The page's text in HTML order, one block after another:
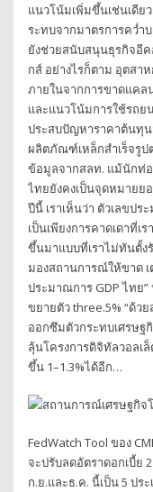
แนวโน้มเพิ่มขึ้นเช่นเดีย
ระทบจากมาตรการคว่ำ
ยังช่วยสนับสนุนธุรกิจอี
กส์ อย่างไรก็ตาม อุตสา
ภายในจากการขาดแคล
และแนวโน้มการใช้รถ
ประสบปัญหาราคาต้นทุน
ผลิตภัณฑ์เหล็กสำเร็จรูป
ข้อมูลจากสลท. แม้นักท่
ไทยยังคงเป็นจุดหมายย
ปีนี้ เราเห็นว่า ตัวเลขป
เป็นเพียงการคาดเดาที่เ
ขึ้นมาแบบที่เราไม่ทันตั้ง
มองสถานการณ์ให้ขาด
ประมาณการ GDP ไทย
ขยายตัว three.5% “ด้ว
ออกซึมตัวกระทบเศรษฐ
ลุ้นโครงการดิจิทัลวอลเ
ขึ้น 1–1.3%ได้อีก…
FedWatch Tool ของ
จะปรับลดอัตราดอกเบี้ย
ก.ย.และธ.ค. นี้เป็น 5 ปร